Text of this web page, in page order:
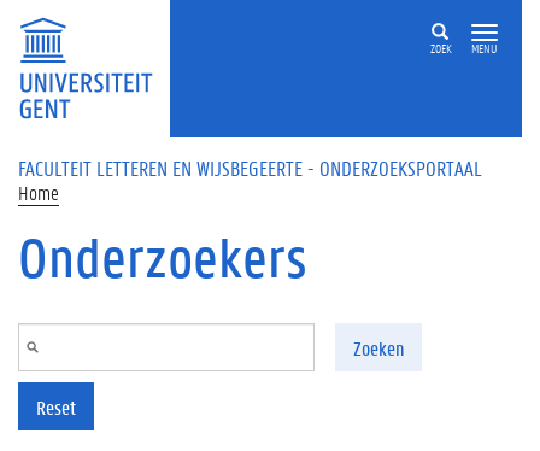
Overslaan en naar de inhoud gaan
ZOEK MENU
FACULTEIT LETTEREN EN WIJSBEGEERTE - ONDERZOEKSPORTAAL
Home
Onderzoekers
Zoeken
Reset